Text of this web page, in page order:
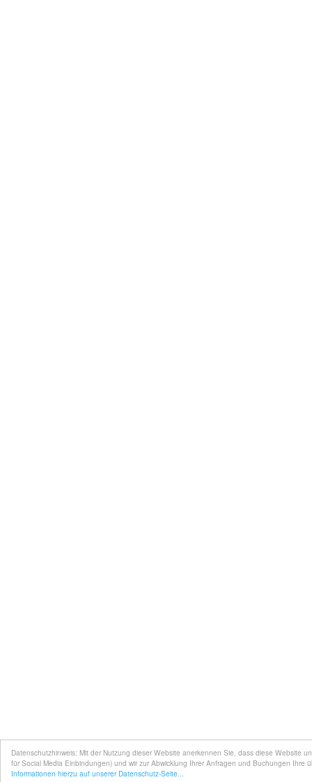
Datenschutzhinweis: Mit der Nutzung dieser Website anerkennen Sie, dass diese Website
für Social Media Einbindungen) und wir zur Abwicklung Ihrer Anfragen und Buchungen
Informationen hierzu auf unserer Datenschutz-Seite...